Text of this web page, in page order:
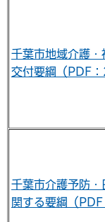
千葉市地域介護
交付要綱（PDF
千葉市介護予防・
関する要綱（